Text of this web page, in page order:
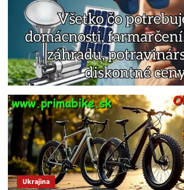
Ukrajina